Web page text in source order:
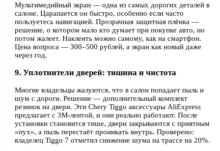
Мультимедийный экран — одна из самых дорогих деталей в
салоне. Царапается он быстро, особенно если часто
пользуетесь навигацией. Прозрачная защитная плёнка —
решение, о котором мало кто думает при покупке авто, но
потом жалеет. Наклеить можно самому, как на смартфон.
Цена вопроса — 300–500 рублей, а экран как новый даже
через год.
9. Уплотнители дверей: тишина и чистота
Многие владельцы жалуются, что в салон попадает пыль и
шум с дороги. Решение — дополнительный комплект
резинок на двери. Эти Chery Tiggo аксессуары AliExpress
предлагает с 3M-лентой, и они реально работают. После
установки становится тише, двери закрываются с приятным
«пух», а пыль перестаёт проникать внутрь. Проверено:
владелец Tiggo 7 отметил снижение шума на трассе на 20%.